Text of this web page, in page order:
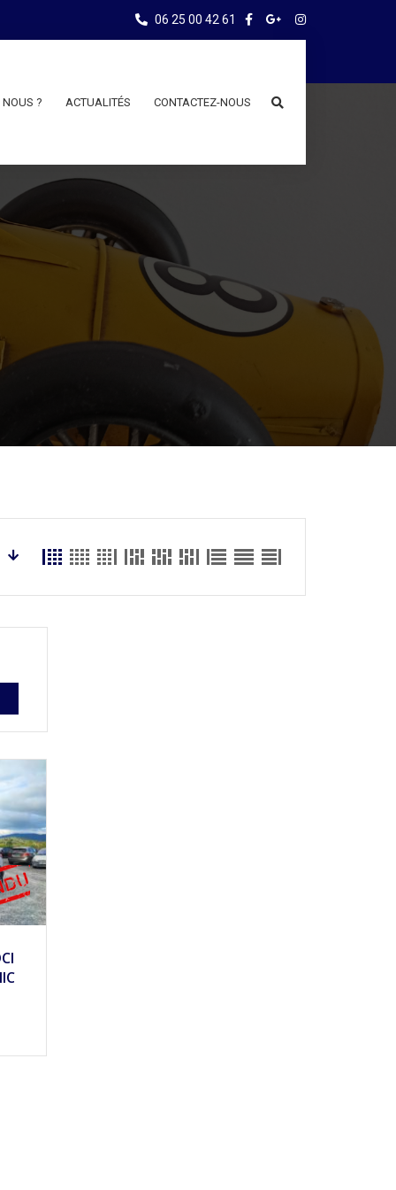
06 25 00 42 61
? ACTUALITÉS CONTACTEZ-NOUS